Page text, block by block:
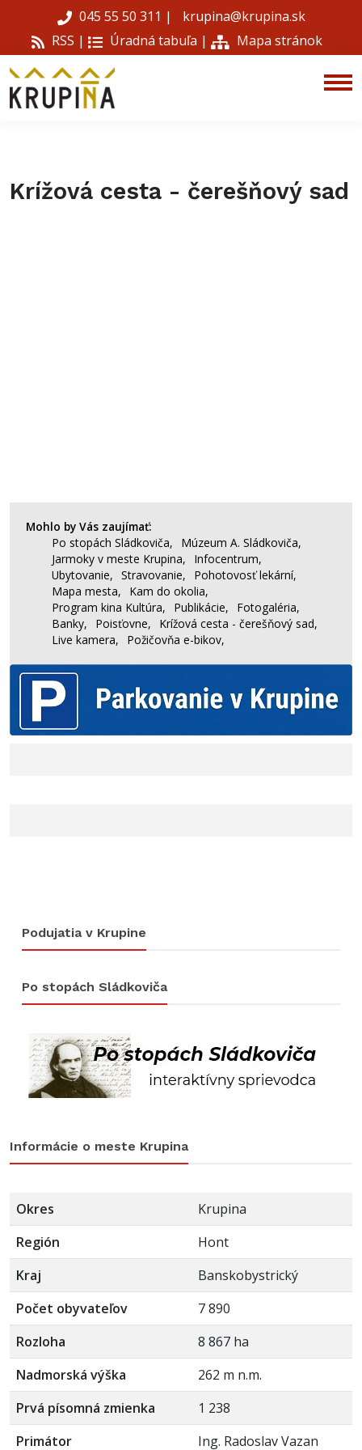
045 55 50 311 |
krupina@krupina.sk
RSS |
Úradná tabuľa | Mapa stránok
Krížová cesta - čerešňový sad
Mohlo by Vás zaujímať:
Po stopách Sládkoviča,
Múzeum A. Sládkoviča,
Jarmoky v meste Krupina,
Infocentrum,
Ubytovanie, Stravovanie,
Pohotovosť lekární,
Mapa mesta,
Kam do okolia,
Program kina Kultúra,
Publikácie,
Fotogaléria,
Banky,
Poisťovne,
Krížová cesta - čerešňový sad,
Live kamera,
Požičovňa e-bikov,
Podujatia v Krupine
Po stopách Sládkoviča
Informácie o meste Krupina
Okres
Krupina
Región
Hont
Kraj
Banskobystrický
Počet obyvateľov
7 890
Rozloha
8 867 ha
Nadmorská výška
262 m n.m.
Prvá písomná zmienka
1 238
Primátor
Ing. Radoslav Vazan